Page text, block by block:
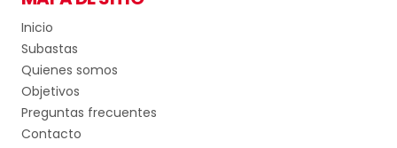
Inicio
Subastas
Quienes somos
Objetivos
Preguntas frecuentes
Contacto